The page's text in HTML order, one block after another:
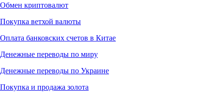
Обмен криптовалют
Покупка ветхой валюты
Оплата банковских счетов в Китае
Денежные переводы по миру
Денежные переводы по Украине
Покупка и продажа золота